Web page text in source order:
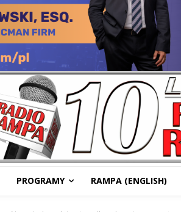
PROGRAMY RAMPA (ENGLISH)